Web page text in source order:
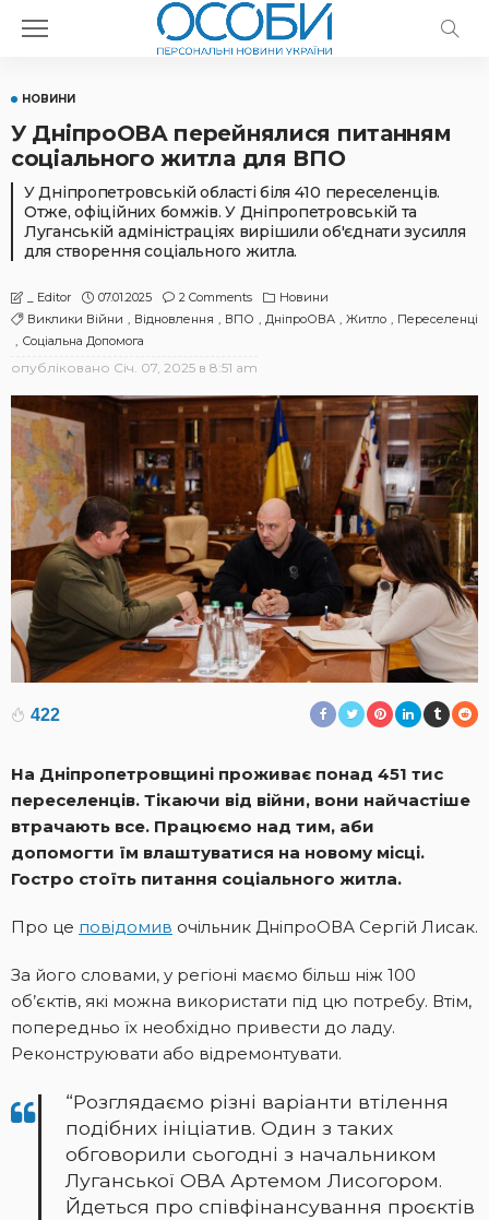
НОВИНИ
У ДніпроОВА перейнялися питанням
соціального житла для ВПО
У Дніпропетровській області біля 410 переселенців.
Отже, офіційних бомжів. У Дніпропетровській та
Луганській адміністраціях вирішили об'єднати зусилля
для створення соціального житла.
_ Editor 07.01.2025 2 Comments
Новини
Виклики Війни
Відновлення ВПО ДніпроОВА Житло
Переселенці
Соціальна Допомога
опубліковано Січ. 07, 2025 в 8:51 am
422
На Дніпропетровщині проживає понад 451 тис
переселенців. Тікаючи від війни, вони найчастіше
втрачають все. Працюємо над тим, аби
допомогти їм влаштуватися на новому місці.
Гостро стоїть питання соціального житла.
Про це повідомив очільник ДніпроОВА Сергій Лисак.
За його словами, у регіоні маємо більш ніж 100
об’єктів, які можна використати під цю потребу. Втім,
попередньо їх необхідно привести до ладу.
Реконструювати або відремонтувати.
“Розглядаємо різні варіанти втілення
подібних ініціатив. Один з таких
обговорили сьогодні з начальником
Луганської ОВА Артемом Лисогором.
Йдеться про співфінансування проєктів